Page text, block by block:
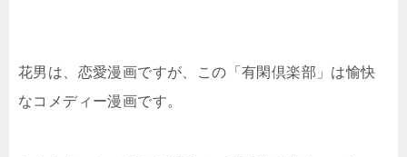
花男は、恋愛漫画ですが、この「有閑倶楽部」は愉快
なコメディー漫画です。